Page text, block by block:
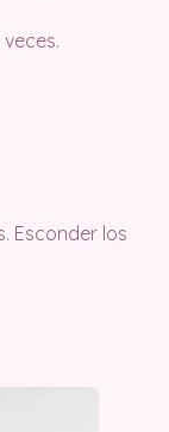
veces.
Esconder los